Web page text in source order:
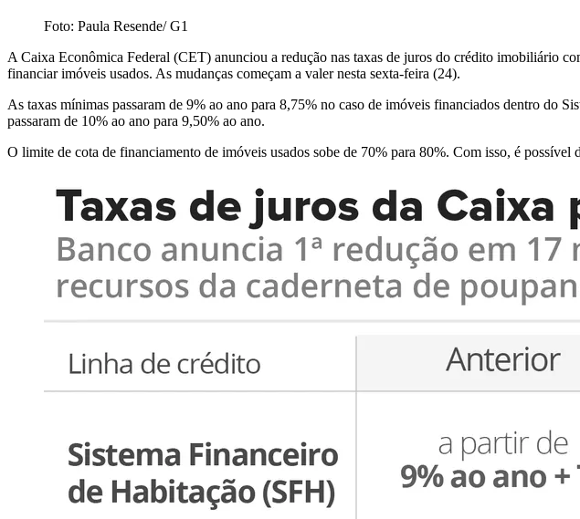
Foto: Paula Resende/ G1
A Caixa Econômica Federal (CET) anunciou a redução nas taxas de juros do crédito imobiliário
financiar imóveis usados. As mudanças começam a valer nesta sexta-feira (24).
As taxas mínimas passaram de 9% ao ano para 8,75% no caso de imóveis financiados dentro do
passaram de 10% ao ano para 9,50% ao ano.
O limite de cota de financiamento de imóveis usados sobe de 70% para 80%. Com isso, é possível